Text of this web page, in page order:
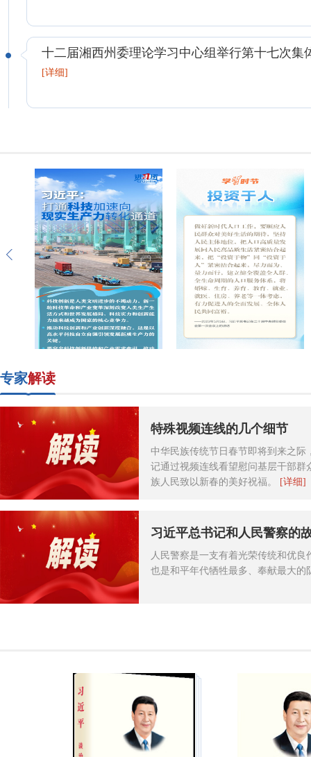
十二届湘西州委理论学习中心组举行第十七次集
[详细]
专家解读
特殊视频连线的几个细节
中华民族传统节日春节即将到来之际
记通过视频连线看望慰问基层干部群
族人民致以新春的美好祝福。
[详细]
习近平总书记和人民警察的
人民警察是一支有着光荣传统和优良
也是和平年代牺牲最多、奉献最大的